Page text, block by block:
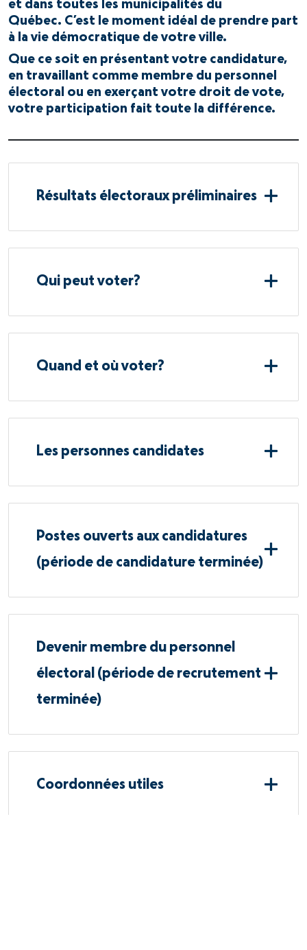
et dans toutes les municipalités du
Québec. C’est le moment idéal de prendre part
à la vie démocratique de votre ville.
Que ce soit en présentant votre candidature,
en travaillant comme membre du personnel
électoral ou en exerçant votre droit de vote,
votre participation fait toute la différence.
Résultats électoraux préliminaires
Qui peut voter?
Quand et où voter?
Les personnes candidates
Postes ouverts aux candidatures
(période de candidature terminée)
Devenir membre du personnel
électoral (période de recrutement
terminée)
Coordonnées utiles